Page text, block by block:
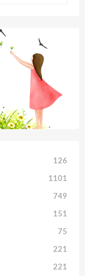
126
1101
749
151
75
221
221